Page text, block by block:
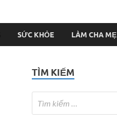
SỨC KHỎE LÀM CHA MẸ
TÌM KIẾM